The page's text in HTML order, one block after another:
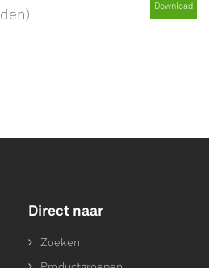
Download
Direct naar
Zoeken